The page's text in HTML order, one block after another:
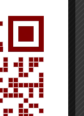
2 menit waktu baca